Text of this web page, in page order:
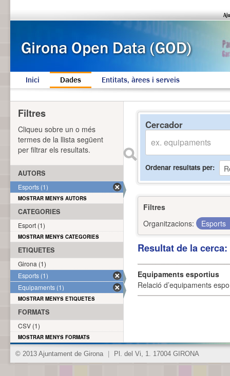
Inici Dades Entitats, àrees i serveis
Cercador
Ordenar resultats per
Filtres
Organitzacions:
Esports
Resultat de la
Equipaments esportius
Relació d’equipaments
Filtres
Cliqueu sobre un o més
termes de la llista següent
per filtrar els resultats.
AUTORS
Esports (1)
MOSTRAR MENYS AUTORS
CATEGORIES
Esport (1)
MOSTRAR MENYS CATEGORIES
ETIQUETES
Girona (1)
Esports (1)
Equipaments (1)
MOSTRAR MENYS ETIQUETES
FORMATS
CSV (1)
MOSTRAR MENYS FORMATS
© 2013 Ajuntament de Girona Pl. del Vi, 1. 17004 GIRONA